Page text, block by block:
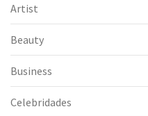
Artist
Beauty
Business
Celebridades